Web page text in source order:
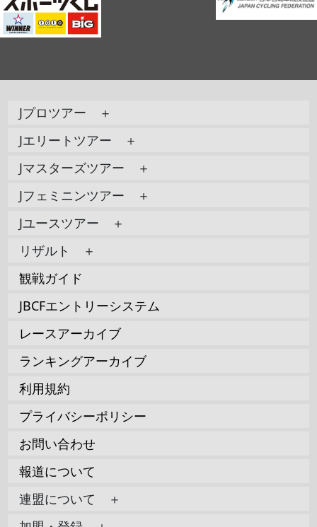
Jプロツアー ＋
Jエリートツアー ＋
Jマスターズツアー ＋
Jフェミニンツアー ＋
Jユースツアー ＋
リザルト ＋
観戦ガイド
JBCFエントリーシステム
レースアーカイブ
ランキングアーカイブ
利用規約
プライバシーポリシー
お問い合わせ
報道について
連盟について ＋